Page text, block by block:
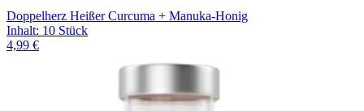
Doppelherz Heißer Curcuma + Manuka-Honig
Inhalt: 10 Stück
4,99 €